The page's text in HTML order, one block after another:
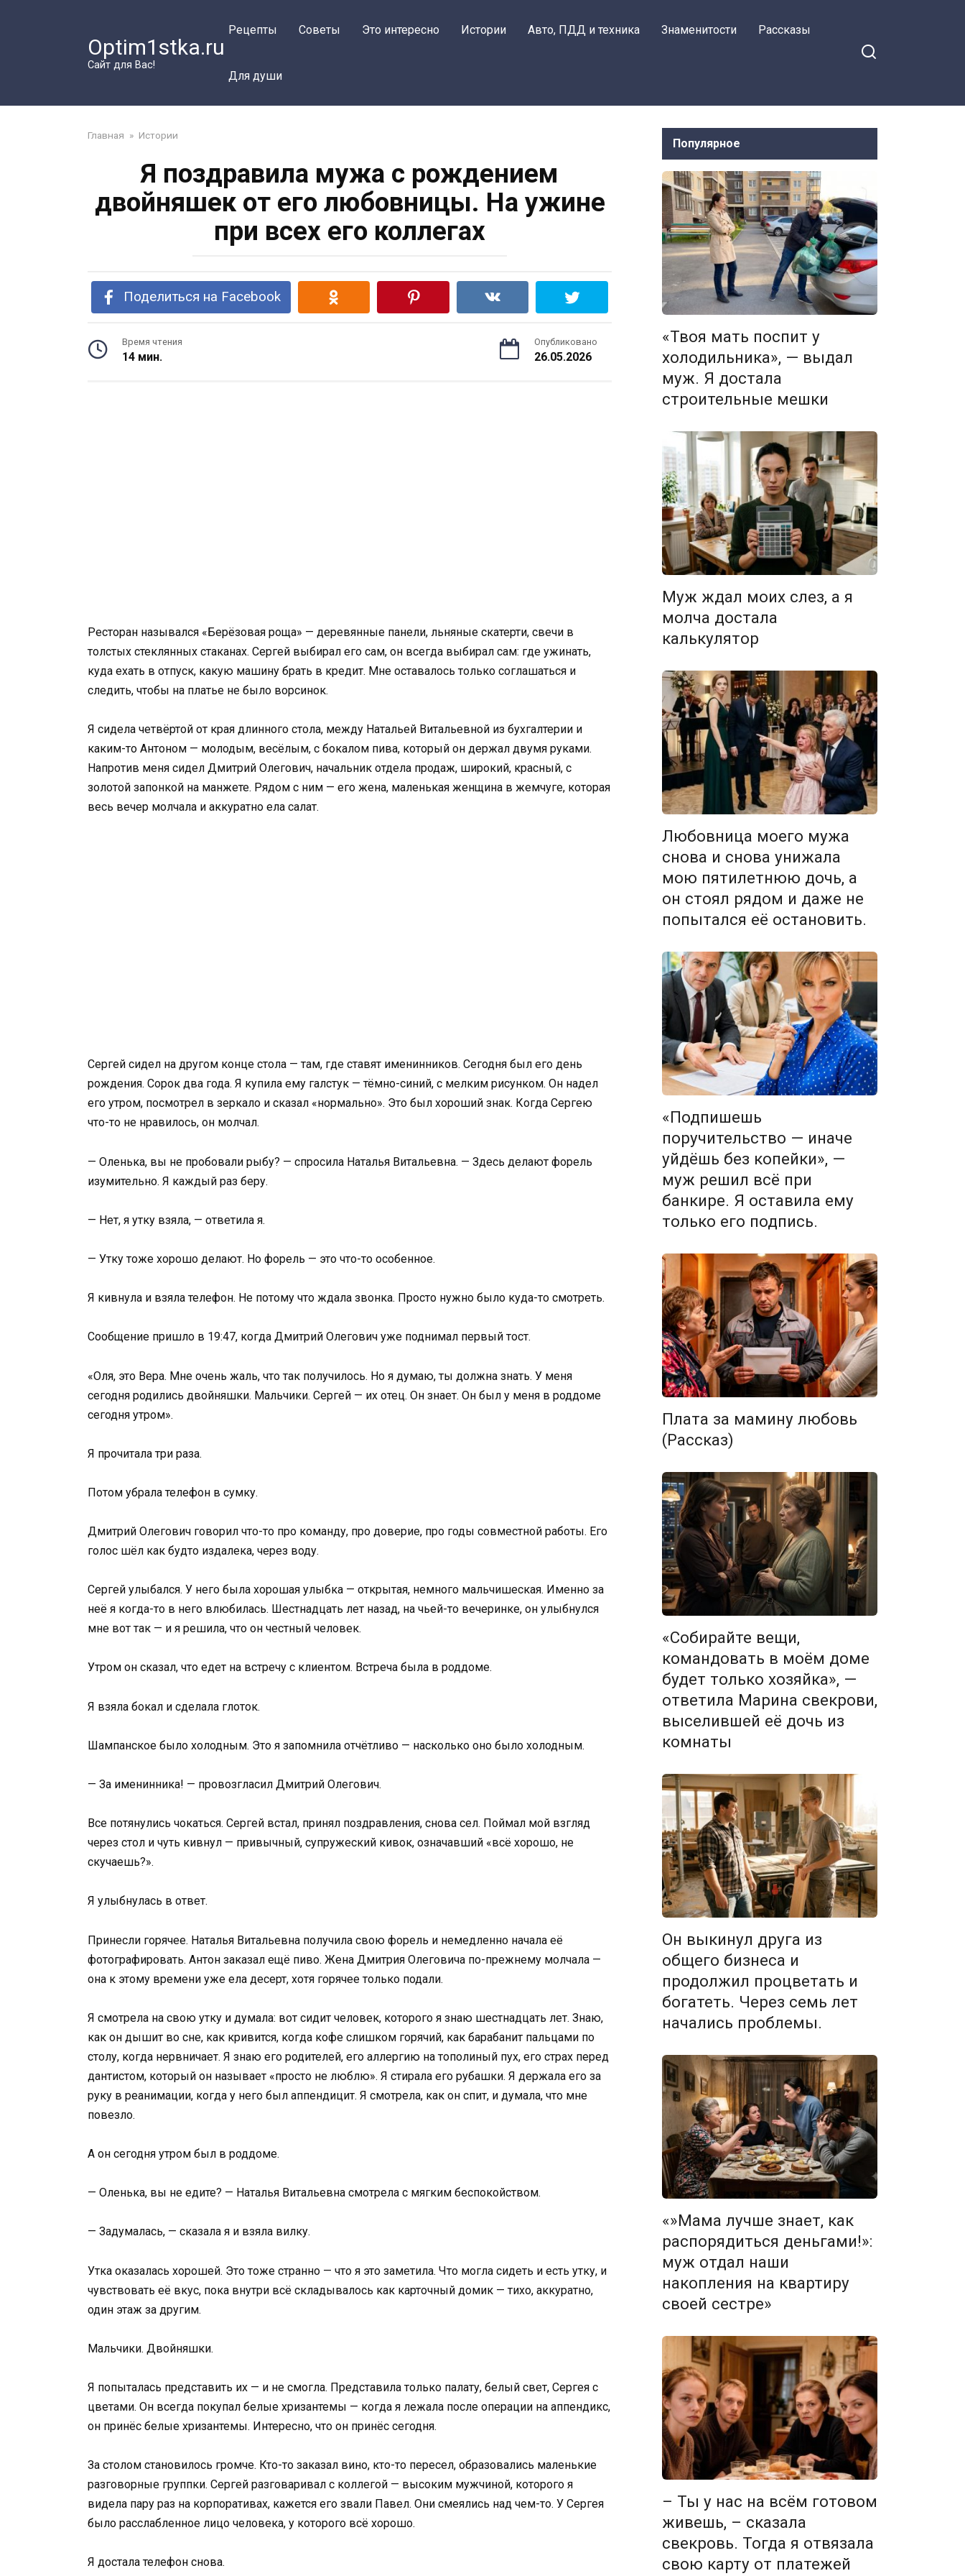
Optim1stka.ru
Сайт для Вас!
Рецепты Советы Это интересно Истории Авто, ПДД и техника Знаменитости Рассказы
Для души
Главная » Истории
Я поздравила мужа с рождением
двойняшек от его любовницы. На ужине
при всех его коллегах
Поделиться на Facebook
Время чтения
14 мин.
Опубликовано
26.05.2026
Ресторан назывался «Берёзовая роща» — деревянные панели, льняные скатерти, свечи в
толстых стеклянных стаканах. Сергей выбирал его сам, он всегда выбирал сам: где ужинать,
куда ехать в отпуск, какую машину брать в кредит. Мне оставалось только соглашаться и
следить, чтобы на платье не было ворсинок.
Я сидела четвёртой от края длинного стола, между Натальей Витальевной из бухгалтерии и
каким-то Антоном — молодым, весёлым, с бокалом пива, который он держал двумя руками.
Напротив меня сидел Дмитрий Олегович, начальник отдела продаж, широкий, красный, с
золотой запонкой на манжете. Рядом с ним — его жена, маленькая женщина в жемчуге, которая
весь вечер молчала и аккуратно ела салат.
Сергей сидел на другом конце стола — там, где ставят именинников. Сегодня был его день
рождения. Сорок два года. Я купила ему галстук — тёмно-синий, с мелким рисунком. Он надел
его утром, посмотрел в зеркало и сказал «нормально». Это был хороший знак. Когда Сергею
что-то не нравилось, он молчал.
— Оленька, вы не пробовали рыбу? — спросила Наталья Витальевна. — Здесь делают форель
изумительно. Я каждый раз беру.
— Нет, я утку взяла, — ответила я.
— Утку тоже хорошо делают. Но форель — это что-то особенное.
Я кивнула и взяла телефон. Не потому что ждала звонка. Просто нужно было куда-то смотреть.
Сообщение пришло в 19:47, когда Дмитрий Олегович уже поднимал первый тост.
«Оля, это Вера. Мне очень жаль, что так получилось. Но я думаю, ты должна знать. У меня
сегодня родились двойняшки. Мальчики. Сергей — их отец. Он знает. Он был у меня в роддоме
сегодня утром».
Я прочитала три раза.
Потом убрала телефон в сумку.
Дмитрий Олегович говорил что-то про команду, про доверие, про годы совместной работы. Его
голос шёл как будто издалека, через воду.
Сергей улыбался. У него была хорошая улыбка — открытая, немного мальчишеская. Именно за
неё я когда-то в него влюбилась. Шестнадцать лет назад, на чьей-то вечеринке, он улыбнулся
мне вот так — и я решила, что он честный человек.
Утром он сказал, что едет на встречу с клиентом. Встреча была в роддоме.
Я взяла бокал и сделала глоток.
Шампанское было холодным. Это я запомнила отчётливо — насколько оно было холодным.
— За именинника! — провозгласил Дмитрий Олегович.
Все потянулись чокаться. Сергей встал, принял поздравления, снова сел. Поймал мой взгляд
через стол и чуть кивнул — привычный, супружеский кивок, означавший «всё хорошо, не
скучаешь?».
Я улыбнулась в ответ.
Принесли горячее. Наталья Витальевна получила свою форель и немедленно начала её
фотографировать. Антон заказал ещё пиво. Жена Дмитрия Олеговича по-прежнему молчала —
она к этому времени уже ела десерт, хотя горячее только подали.
Я смотрела на свою утку и думала: вот сидит человек, которого я знаю шестнадцать лет. Знаю,
как он дышит во сне, как кривится, когда кофе слишком горячий, как барабанит пальцами по
столу, когда нервничает. Я знаю его родителей, его аллергию на тополиный пух, его страх перед
дантистом, который он называет «просто не люблю». Я стирала его рубашки. Я держала его за
руку в реанимации, когда у него был аппендицит. Я смотрела, как он спит, и думала, что мне
повезло.
А он сегодня утром был в роддоме.
— Оленька, вы не едите? — Наталья Витальевна смотрела с мягким беспокойством.
— Задумалась, — сказала я и взяла вилку.
Утка оказалась хорошей. Это тоже странно — что я это заметила. Что могла сидеть и есть утку, и
чувствовать её вкус, пока внутри всё складывалось как карточный домик — тихо, аккуратно,
один этаж за другим.
Мальчики. Двойняшки.
Я попыталась представить их — и не смогла. Представила только палату, белый свет, Сергея с
цветами. Он всегда покупал белые хризантемы — когда я лежала после операции на аппендикс,
он принёс белые хризантемы. Интересно, что он принёс сегодня.
За столом становилось громче. Кто-то заказал вино, кто-то пересел, образовались маленькие
разговорные группки. Сергей разговаривал с коллегой — высоким мужчиной, которого я
видела пару раз на корпоративах, кажется его звали Павел. Они смеялись над чем-то. У Сергея
было расслабленное лицо человека, у которого всё хорошо.
Я достала телефон снова.
Популярное
«Твоя мать поспит у
холодильника», — выдал
муж. Я достала
строительные мешки
Муж ждал моих слез, а я
молча достала
калькулятор
Любовница моего мужа
снова и снова унижала
мою пятилетнюю дочь, а
он стоял рядом и даже не
попытался её остановить.
«Подпишешь
поручительство — иначе
уйдёшь без копейки», —
муж решил всё при
банкире. Я оставила ему
только его подпись.
Плата за мамину любовь
(Рассказ)
«Собирайте вещи,
командовать в моём доме
будет только хозяйка», —
ответила Марина свекрови,
выселившей её дочь из
комнаты
Он выкинул друга из
общего бизнеса и
продолжил процветать и
богатеть. Через семь лет
начались проблемы.
«»Мама лучше знает, как
распорядиться деньгами!»:
муж отдал наши
накопления на квартиру
своей сестре»
– Ты у нас на всём готовом
живешь, – сказала
свекровь. Тогда я отвязала
свою карту от платежей